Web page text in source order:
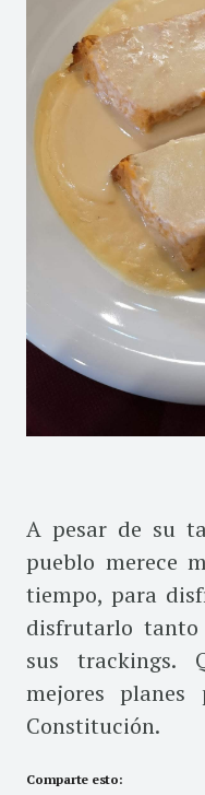
A pesar de su
pueblo merece
tiempo, para
disfrutarlo
sus trackings.
mejores
Constitución.
Comparte esto: